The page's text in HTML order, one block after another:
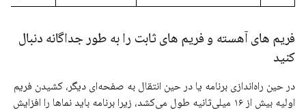
فریم های آهسته و فریم های ثابت را به طور جداگانه دنبال
کنید
در حین راه‌اندازی برنامه یا در حین انتقال به صفحه‌ای دیگر، کشیدن فریم
اولیه بیش از ۱۶ میلی‌ثانیه طول می‌کشد، زیرا برنامه باید نماها را افزایش